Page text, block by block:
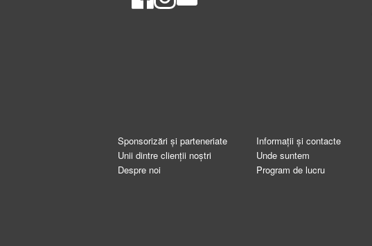
Sponsorizări și parteneriate
Unii dintre clienții noștri
Despre noi
Informații și contacte
Unde suntem
Program de lucru